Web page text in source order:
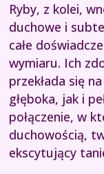
Ryby, z kolei,
duchowe i
całe
wymiaru. Ich
przekłada się
głęboka, jak i
połączenie, w
duchowością,
ekscytujący